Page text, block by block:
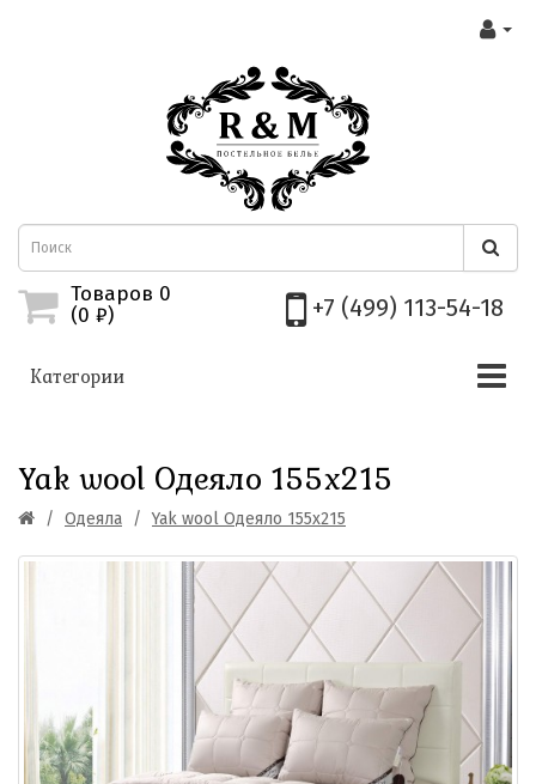
Товаров 0
(0 ₽) +7 (499) 113-54-18
Категории
Yak wool Одеяло 155х215
Одеяла Yak wool Одеяло 155х215